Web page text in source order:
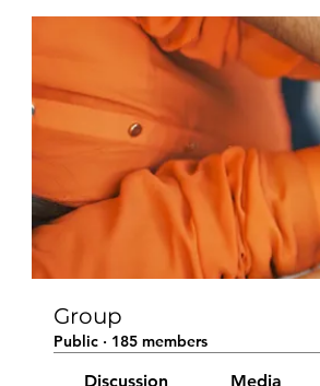
Group
Public · 185 members
Discussion Media